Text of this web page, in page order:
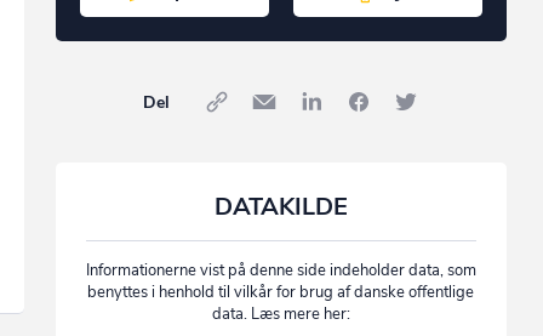
Del
DATAKILDE
Informationerne vist på denne side indeholder data, som
benyttes i henhold til vilkår for brug af danske offentlige
data. Læs mere her: